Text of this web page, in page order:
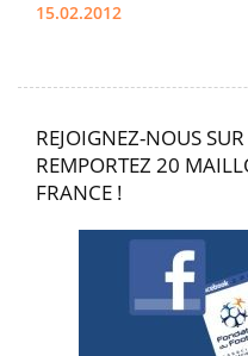
15.02.2012
REJOIGNEZ-NOUS
REMPORTEZ 20
FRANCE !